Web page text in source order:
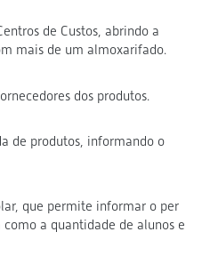
de Custos, abrindo a
mais de um almoxarifado.
dos produtos.
de produtos, informando o
que permite informar o per
a quantidade de alunos e